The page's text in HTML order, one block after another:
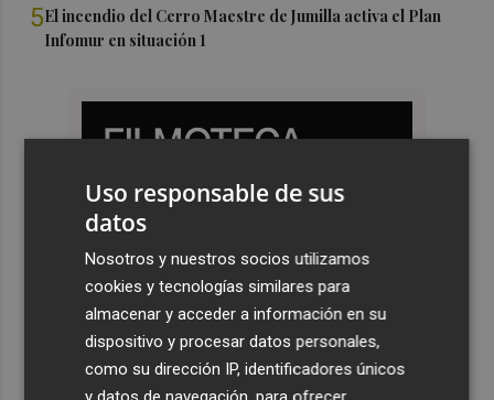
5El incendio del Cerro Maestre de Jumilla activa el Plan
Infomur en situación 1
Uso responsable de sus
datos
Nosotros y nuestros socios utilizamos
cookies y tecnologías similares para
almacenar y acceder a información en su
dispositivo y procesar datos personales,
como su dirección IP, identificadores únicos